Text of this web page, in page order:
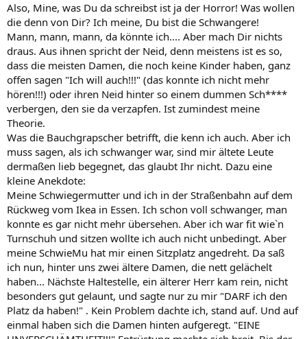
Also, Mine, was Du da schreibst ist ja der Horror! Was wollen
die denn von Dir? Ich meine, Du bist die Schwangere!
Mann, mann, mann, da könnte ich.... Aber mach Dir nichts
draus. Aus ihnen spricht der Neid, denn meistens ist es so,
dass die meisten Damen, die noch keine Kinder haben, ganz
offen sagen "Ich will auch!!!" (das konnte ich nicht mehr
hören!!!) oder ihren Neid hinter so einem dummen Sch****
verbergen, den sie da verzapfen. Ist zumindest meine
Theorie.
Was die Bauchgrapscher betrifft, die kenn ich auch. Aber ich
muss sagen, als ich schwanger war, sind mir ältete Leute
dermaßen lieb begegnet, das glaubt Ihr nicht. Dazu eine
kleine Anekdote:
Meine Schwiegermutter und ich in der Straßenbahn auf dem
Rückweg vom Ikea in Essen. Ich schon voll schwanger, man
konnte es gar nicht mehr übersehen. Aber ich war fit wie`n
Turnschuh und sitzen wollte ich auch nicht unbedingt. Aber
meine SchwieMu hat mir einen Sitzplatz angedreht. Da saß
ich nun, hinter uns zwei ältere Damen, die nett gelächelt
haben... Nächste Haltestelle, ein älterer Herr kam rein, nicht
besonders gut gelaunt, und sagte nur zu mir "DARF ich den
Platz da haben!" . Kein Problem dachte ich, stand auf. Und auf
einmal haben sich die Damen hinten aufgeregt. "EINE